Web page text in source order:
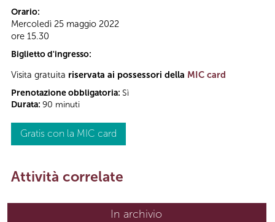
Orario:
Mercoledì 25 maggio 2022
ore 15.30
Biglietto d'ingresso:
Visita gratuita riservata ai possessori della MIC card
Prenotazione obbligatoria: Sì
Durata: 90 minuti
Gratis con la MIC card
Attività correlate
In archivio